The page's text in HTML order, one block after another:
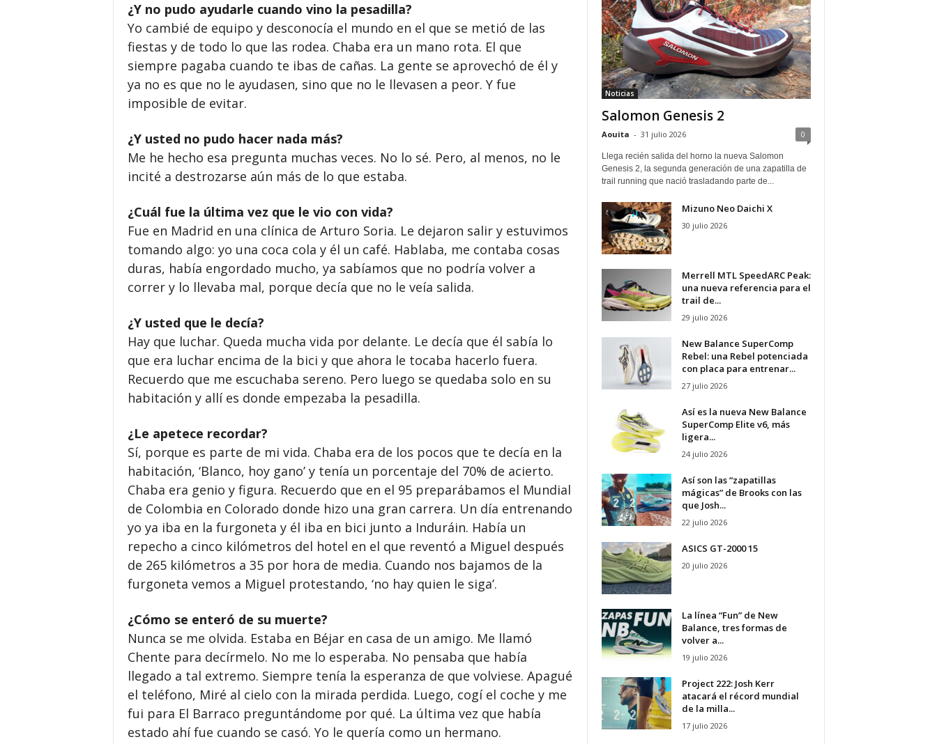
¿Y no pudo ayudarle cuando vino la pesadilla?
Yo cambié de equipo y desconocía el mundo en el que se metió de las
fiestas y de todo lo que las rodea. Chaba era un mano rota. El que
siempre pagaba cuando te ibas de cañas. La gente se aprovechó de él y
ya no es que no le ayudasen, sino que no le llevasen a peor. Y fue
imposible de evitar.
¿Y usted no pudo hacer nada más?
Me he hecho esa pregunta muchas veces. No lo sé. Pero, al menos, no le
incité a destrozarse aún más de lo que estaba.
¿Cuál fue la última vez que le vio con vida?
Fue en Madrid en una clínica de Arturo Soria. Le dejaron salir y estuvimos
tomando algo: yo una coca cola y él un café. Hablaba, me contaba cosas
duras, había engordado mucho, ya sabíamos que no podría volver a
correr y lo llevaba mal, porque decía que no le veía salida.
¿Y usted que le decía?
Hay que luchar. Queda mucha vida por delante. Le decía que él sabía lo
que era luchar encima de la bici y que ahora le tocaba hacerlo fuera.
Recuerdo que me escuchaba sereno. Pero luego se quedaba solo en su
habitación y allí es donde empezaba la pesadilla.
¿Le apetece recordar?
Sí, porque es parte de mi vida. Chaba era de los pocos que te decía en la
habitación, ‘Blanco, hoy gano’ y tenía un porcentaje del 70% de acierto.
Chaba era genio y figura. Recuerdo que en el 95 preparábamos el Mundial
de Colombia en Colorado donde hizo una gran carrera. Un día entrenando
yo ya iba en la furgoneta y él iba en bici junto a Induráin. Había un
repecho a cinco kilómetros del hotel en el que reventó a Miguel después
de 265 kilómetros a 35 por hora de media. Cuando nos bajamos de la
furgoneta vemos a Miguel protestando, ‘no hay quien le siga’.
¿Cómo se enteró de su muerte?
Nunca se me olvida. Estaba en Béjar en casa de un amigo. Me llamó
Chente para decírmelo. No me lo esperaba. No pensaba que había
llegado a tal extremo. Siempre tenía la esperanza de que volviese. Apagué
el teléfono, Miré al cielo con la mirada perdida. Luego, cogí el coche y me
fui para El Barraco preguntándome por qué. La última vez que había
estado ahí fue cuando se casó. Yo le quería como un hermano.
Noticias
Salomon Genesis 2
Aouita - 31 julio 2026 0
Llega recién salida del horno la nueva Salomon
Genesis 2, la segunda generación de una zapatilla de
trail running que nació trasladando parte de...
Mizuno Neo Daichi X
30 julio 2026
Merrell MTL SpeedARC Peak:
una nueva referencia para el
trail de...
29 julio 2026
New Balance SuperComp
Rebel: una Rebel potenciada
con placa para entrenar...
27 julio 2026
Así es la nueva New Balance
SuperComp Elite v6, más
ligera...
24 julio 2026
Así son las “zapatillas
mágicas” de Brooks con las
que Josh...
22 julio 2026
ASICS GT-2000 15
20 julio 2026
La línea “Fun” de New
Balance, tres formas de
volver a...
19 julio 2026
Project 222: Josh Kerr
atacará el récord mundial
de la milla...
17 julio 2026